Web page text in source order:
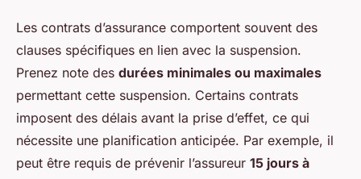
Les contrats d’assurance comportent souvent des
clauses spécifiques en lien avec la suspension.
Prenez note des durées minimales ou maximales
permettant cette suspension. Certains contrats
imposent des délais avant la prise d’effet, ce qui
nécessite une planification anticipée. Par exemple, il
peut être requis de prévenir l’assureur 15 jours à